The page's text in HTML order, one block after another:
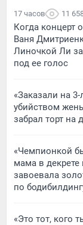
17 часов 11
Когда концерт
Ваня
Линочкой Ли
под ее голос
«Заказали на
убийством
забрал торт на
«Чемпионкой
мама в декрете
завоевала
по
«Это тот, кого